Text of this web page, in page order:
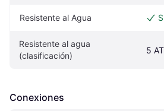
Resistente al Agua
Resistente al agua
(clasificación)
5
Conexiones